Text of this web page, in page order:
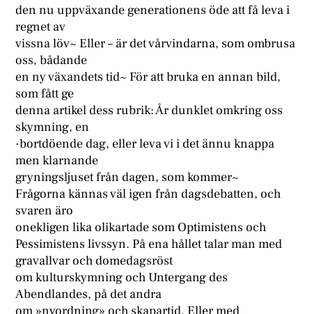
den nu uppväxande generationens öde att få leva i
regnet av
vissna löv~ Eller – är det vårvindarna, som ombrusa
oss, bådande
en ny växandets tid~ För att bruka en annan bild,
som fått ge
denna artikel dess rubrik: År dunklet omkring oss
skymning, en
·bortdöende dag, eller leva vi i det ännu knappa
men klarnande
gryningsljuset från dagen, som kommer~
Frågorna kännas väl igen från dagsdebatten, och
svaren äro
onekligen lika olikartade som Optimistens och
Pessimistens livssyn. På ena hållet talar man med
gravallvar och domedagsröst
om kulturskymning och Untergang des
Abendlandes, på det andra